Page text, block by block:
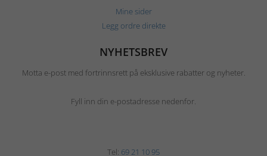
Mine sider
Legg ordre direkte
NYHETSBREV
Motta e-post med fortrinnsrett på eksklusive rabatter og nyheter.
Fyll inn din e-postadresse nedenfor.
Tel: 69 21 10 95